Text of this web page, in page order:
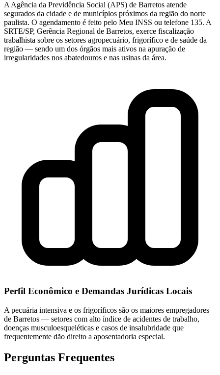
A Agência da Previdência Social (APS) de Barretos atende
segurados da cidade e de municípios próximos da região do norte
paulista. O agendamento é feito pelo Meu INSS ou telefone 135. A
SRTE/SP, Gerência Regional de Barretos, exerce fiscalização
trabalhista sobre os setores agropecuário, frigorífico e de saúde da
região — sendo um dos órgãos mais ativos na apuração de
irregularidades nos abatedouros e nas usinas da área.
Perfil Econômico e Demandas Jurídicas Locais
A pecuária intensiva e os frigoríficos são os maiores empregadores
de Barretos — setores com alto índice de acidentes de trabalho,
doenças musculoesqueléticas e casos de insalubridade que
frequentemente dão direito a aposentadoria especial.
Perguntas Frequentes